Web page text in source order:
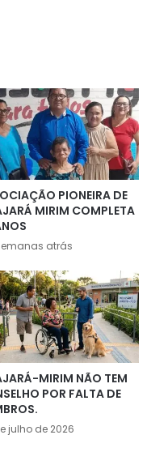
PIONEIRA DE
MIRIM COMPLETA
atrás
MIRIM NÃO TEM
POR FALTA DE
julho de 2026